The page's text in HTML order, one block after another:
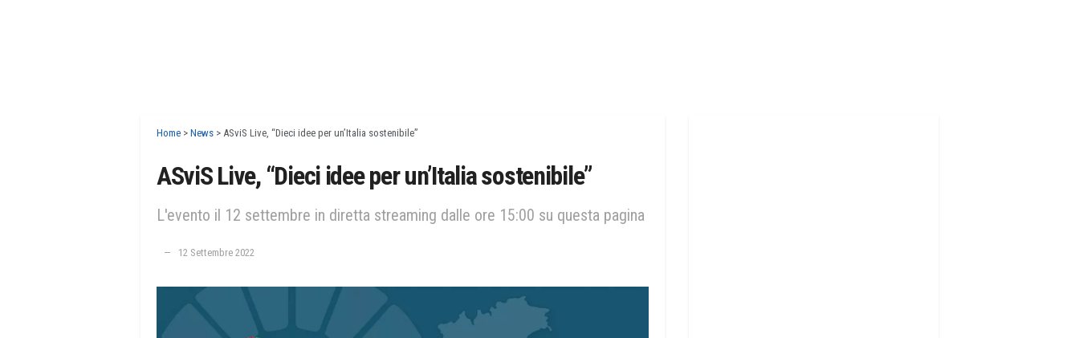
Home > News > ASviS Live, “Dieci idee per un’Italia sostenibile”
ASviS Live, “Dieci idee per un’Italia sostenibile”
L'evento il 12 settembre in diretta streaming dalle ore 15:00 su questa pagina
12 Settembre 2022